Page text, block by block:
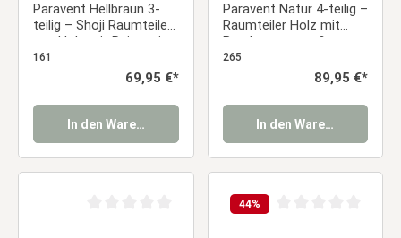
Paravent Hellbraun 3-
teilig – Shoji Raumteiler
aus Holz mit Reispapier
161
Regulärer Preis:
69,95 €*
In den Warenkorb
Paravent Natur 4-teilig –
Raumteiler Holz mit
Bambusmuster &
Reispapier
265
Regulärer Preis:
89,95 €*
In den Warenkorb
44%